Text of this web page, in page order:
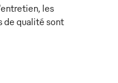
les
de qualité sont